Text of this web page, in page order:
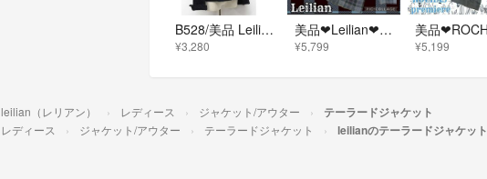
B528/美品 Leilian ジャケット 総柄 ゼブラ柄 ウール 9 黒 春秋
¥3,280
美品❤Leilian❤レリアン❤ドーメル生地❤テーラードジャケット❤チェック柄
¥5,799 ¥5,199
leilian（レリアン） レディース ジャケット/アウター テーラードジャケット
レディース ジャケット/アウター テーラードジャケット leilianのテーラードジャケット